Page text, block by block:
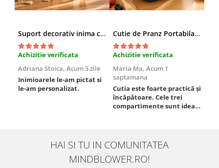
Suport decorativ inima cu mesaje, Cadou cu suflet
Achizitie verificata
Adriana Stoica, Acum 3 zile
Inimioarele le-am pictat si
le-am personalizat.
Cutie de Pranz Portabila cu Compartimente
Achizitie verificata
Maria Ma, Acum 1
saptamana
Cutia este foarte practică și
încăpătoare. Cele trei
compartimente sunt ideale
este sigură, fără scurgeri. O
folosesc aproape zilnic la
serviciu și sunt foarte
mulțumită.
HAI SI TU IN COMUNITATEA
MINDBLOWER.RO!